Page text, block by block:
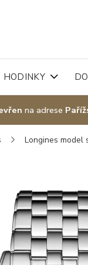
HODINKY
na adrese
Longines model